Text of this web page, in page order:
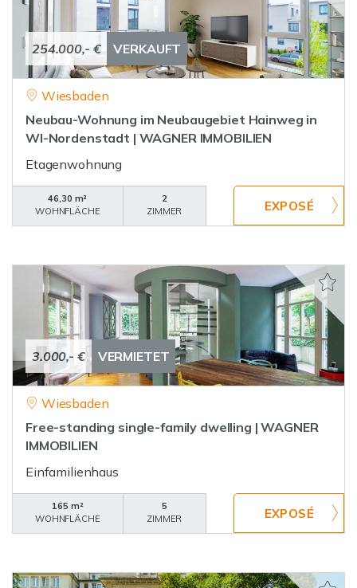
254.000,- € VERKAUFT
Wiesbaden
Neubau-Wohnung im Neubaugebiet Hainweg in
WI-Nordenstadt | WAGNER IMMOBILIEN
Etagenwohnung
46,30 m²
WOHNFLÄCHE
2
ZIMMER
3.000,- € VERMIETET
Wiesbaden
Free-standing single-family dwelling | WAGNER
IMMOBILIEN
Einfamilienhaus
165 m²
WOHNFLÄCHE
5
ZIMMER